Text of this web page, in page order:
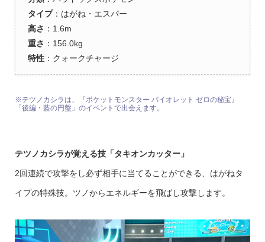
タイプ：はがね・エスパー
高さ ：1.6m
重さ ：156.0kg
特性：クォークチャージ
※テツノカシラは、『ポケットモンスター バイオレット ゼロの秘宝』
「後編・藍の円盤」のイベントで出会えます。
テツノカシラが覚える技「タキオンカッター」
2回連続で攻撃をし必ず相手に当てることができる、はがねタ
イプの特殊技。ツノからエネルギーを飛ばし攻撃します。